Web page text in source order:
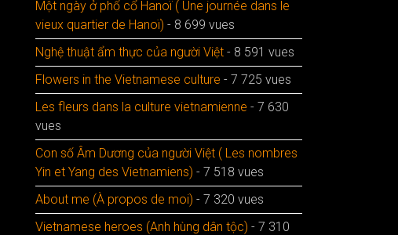
Một ngày ở phố cổ Hanoï ( Une journée dans le
vieux quartier de Hanoï) - 8 699 vues
Nghệ thuật ẩm thực của người Việt - 8 591 vues
Flowers in the Vietnamese culture - 7 725 vues
Les fleurs dans la culture vietnamienne - 7 630
vues
Con số Âm Dương của người Việt ( Les nombres
Yin et Yang des Vietnamiens) - 7 518 vues
About me (À propos de moi) - 7 320 vues
Vietnamese heroes (Anh hùng dân tộc) - 7 310